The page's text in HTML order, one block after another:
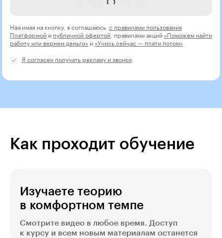
Заказать звонок
Нажимая на кнопку, я соглашаюсь с правилами пользования
Платформой и публичной офертой, правилами акций «Поможем найти
работу или вернем деньги» и «Учись сейчас — плати потом»
Я согласен получать рекламу и звонки
Как проходит обучение
Изучаете теорию
в комфортном темпе
Смотрите видео в любое время. Доступ
к курсу и всем новым материалам останется